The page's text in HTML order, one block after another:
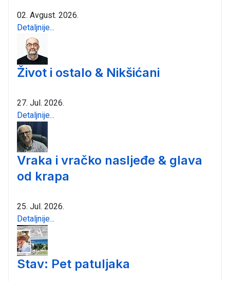
02. Avgust. 2026.
Detaljnije...
Život i ostalo & Nikšićani
27. Jul. 2026.
Detaljnije...
Vraka i vračko nasljeđe & glava
od krapa
25. Jul. 2026.
Detaljnije...
Stav: Pet patuljaka